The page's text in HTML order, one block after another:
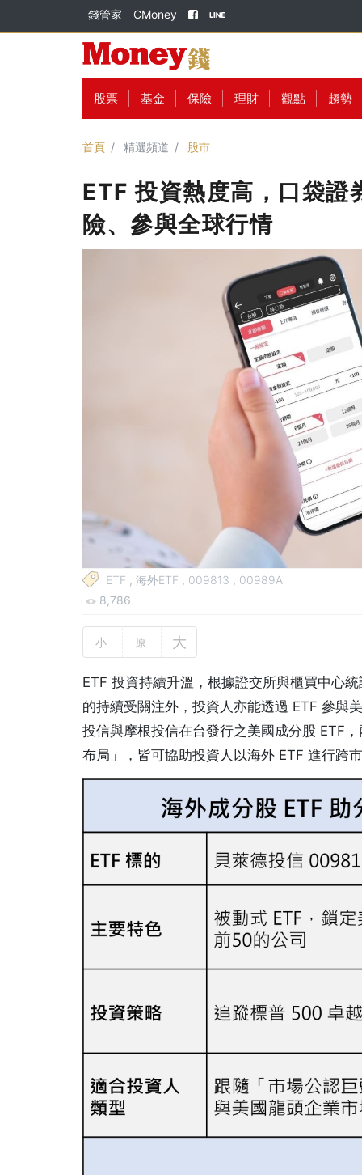
錢管家 CMoney
股票 基金 保險 理財 觀點 趨勢
首頁 精選頻道 股市
ETF 投資熱度高，口袋證
險、參與全球行情
ETF , 海外ETF , 009813 , 00989A
8,786
小 原 大
ETF 投資持續升溫，根據證交所與櫃買中心
的持續受關注外，投資人亦能透過 ETF 參與
投信與摩根投信在台發行之美國成分股 ETF
布局」，皆可協助投資人以海外 ETF 進行跨